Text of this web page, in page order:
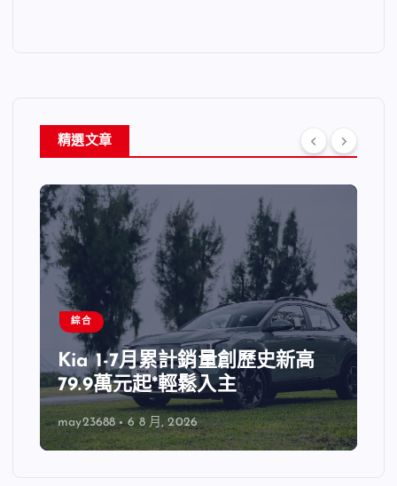
精選文章
綜合
Kia 1-7月累計銷量創歷史新高
79.9萬元起*輕鬆入主
may23688 6 8 月, 2026